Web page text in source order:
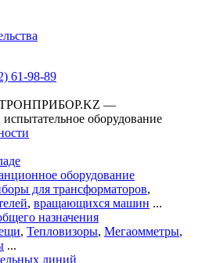
61-98-89
—
оборудование
оборудование
для трансформаторов,
, вращающихся машин ...
назначения
, Тепловизоры, Мегаомметры,
...
линий